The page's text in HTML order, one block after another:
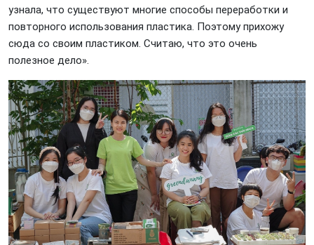
узнала, что существуют многие способы переработки и
повторного использования пластика. Поэтому прихожу
сюда со своим пластиком. Считаю, что это очень
полезное дело».